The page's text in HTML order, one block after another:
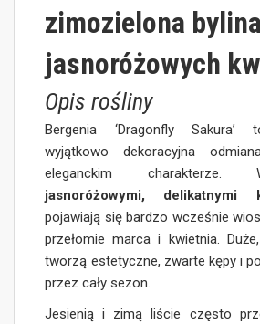
zimozielona
jasnoróżowych
Opis rośliny
Bergenia ‘Dragonfly Sakura’
wyjątkowo dekoracyjna
eleganckim charakterze.
jasnoróżowymi, delikatnymi
pojawiają się bardzo wcześnie
przełomie marca i kwietnia.
tworzą estetyczne, zwarte kępy i
przez cały sezon.
Jesienią i zimą liście często